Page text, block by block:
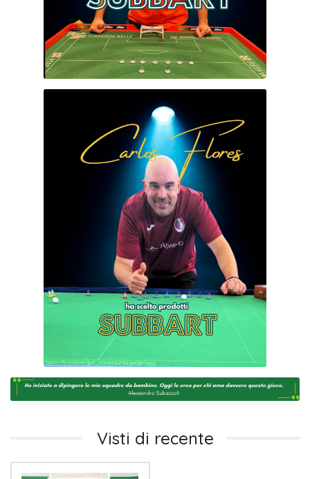
Visti di recente